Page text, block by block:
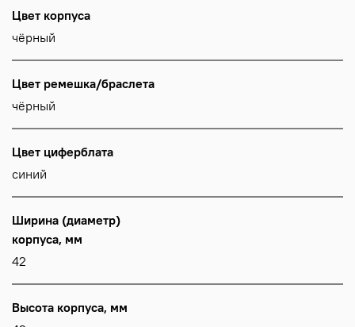
Цвет корпуса
чёрный
Цвет ремешка/браслета
чёрный
Цвет циферблата
синий
Ширина (диаметр)
корпуса, мм
42
Высота корпуса, мм